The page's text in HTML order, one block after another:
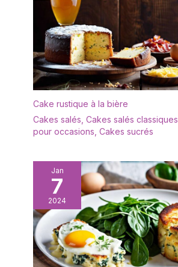
Cake rustique à la bière
Cakes salés Cakes salés classiques
pour occasions Cakes sucrés
Jan
7
2024